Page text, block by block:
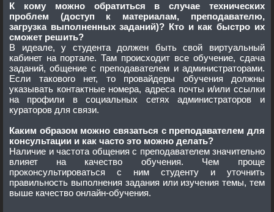
К кому можно обратиться в случае технических
проблем (доступ к материалам, преподавателю,
загрузка выполненных заданий)? Кто и как быстро их
сможет решить?
В идеале, у студента должен быть свой виртуальный
кабинет на портале. Там происходит все обучение, сдача
заданий, общение с преподавателем и администраторами.
Если такового нет, то провайдеры обучения должны
указывать контактные номера, адреса почты и/или ссылки
на профили в социальных сетях администраторов и
кураторов для связи.
Каким образом можно связаться с преподавателем для
консультации и как часто это можно делать?
Наличие и частота общения с преподавателем значительно
влияет на качество обучения. Чем проще
проконсультироваться с ним студенту и уточнить
правильность выполнения задания или изучения темы, тем
выше качество онлайн-обучения.